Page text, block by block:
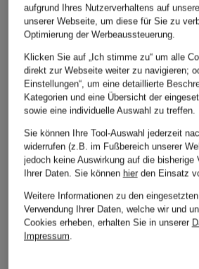
aufgrund Ihres Nutzerverhaltens auf
unserer Webseite, um diese für Sie zu
Optimierung der Werbeaussteuerung.
Klicken Sie auf „Ich stimme zu“ um alle
direkt zur Webseite weiter zu navigieren;
Einstellungen“, um eine detaillierte
Kategorien und eine Übersicht der
sowie eine individuelle Auswahl zu treffen.
Sie können Ihre Tool-Auswahl jederzeit
widerrufen (z.B. im Fußbereich unserer
jedoch keine Auswirkung auf die bisherige
Ihrer Daten. Sie können hierden Einsatz
Weitere Informationen zu den
Verwendung Ihrer Daten, welche wir und
Cookies erheben, erhalten Sie in unserer
Impressum.